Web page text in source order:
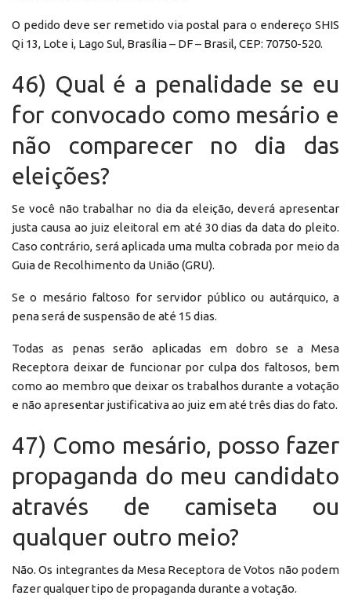
O pedido deve ser remetido via postal para o endereço SHIS
Qi 13, Lote i, Lago Sul, Brasília – DF – Brasil, CEP: 70750-520.
46) Qual é a penalidade se eu
for convocado como mesário e
não comparecer no dia das
eleições?
Se você não trabalhar no dia da eleição, deverá apresentar
justa causa ao juiz eleitoral em até 30 dias da data do pleito.
Caso contrário, será aplicada uma multa cobrada por meio da
Guia de Recolhimento da União (GRU).
Se o mesário faltoso for servidor público ou autárquico, a
pena será de suspensão de até 15 dias.
Todas as penas serão aplicadas em dobro se a Mesa
Receptora deixar de funcionar por culpa dos faltosos, bem
como ao membro que deixar os trabalhos durante a votação
e não apresentar justificativa ao juiz em até três dias do fato.
47) Como mesário, posso fazer
propaganda do meu candidato
através de camiseta ou
qualquer outro meio?
Não. Os integrantes da Mesa Receptora de Votos não podem
fazer qualquer tipo de propaganda durante a votação.